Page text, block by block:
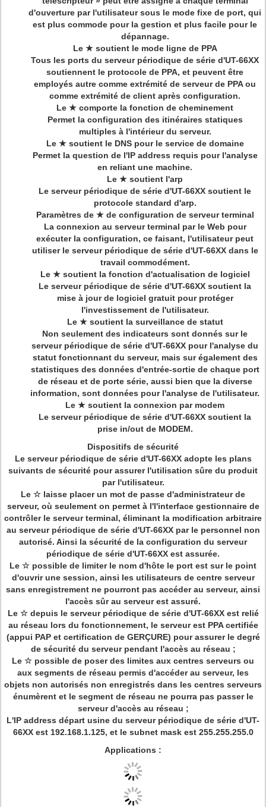
d'ouverture par l'utilisateur sous le mode fixe de port, qui
est plus commode pour la gestion et plus facile pour le
dépannage.
Le ★ soutient le mode ligne de PPA
Tous les ports du serveur périodique de série d'UT-66XX
soutiennent le protocole de PPA, et peuvent être
employés autre comme extrémité de serveur de PPA ou
comme extrémité de client après configuration.
Le ★ comporte la fonction de cheminement
Permet la configuration des itinéraires statiques
multiples à l'intérieur du serveur.
Le ★ soutient le DNS pour le service de domaine
Permet la question de l'IP address requis pour l'analyse
en reliant une machine.
Le ★ soutient l'arp
Le serveur périodique de série d'UT-66XX soutient le
protocole standard d'arp.
Paramètres de ★ de configuration de serveur terminal
La connexion au serveur terminal par le Web pour
exécuter la configuration, ce faisant, l'utilisateur peut
utiliser le serveur périodique de série d'UT-66XX dans le
travail commodément.
Le ★ soutient la fonction d'actualisation de logiciel
Le serveur périodique de série d'UT-66XX soutient la
mise à jour de logiciel gratuit pour protéger
l'investissement de l'utilisateur.
Le ★ soutient la surveillance de statut
Non seulement des indicateurs sont donnés sur le
serveur périodique de série d'UT-66XX pour l'analyse du
statut fonctionnant du serveur, mais sur également des
statistiques des données d'entrée-sortie de chaque port
de réseau et de porte série, aussi bien que la diverse
information, sont données pour l'analyse de l'utilisateur.
Le ★ soutient la connexion par modem
Le serveur périodique de série d'UT-66XX soutient la
prise in/out de MODEM.
Dispositifs de sécurité
Le serveur périodique de série d'UT-66XX adopte les plans
suivants de sécurité pour assurer l'utilisation sûre du produit
par l'utilisateur.
Le ☆ laisse placer un mot de passe d'administrateur de
serveur, où seulement on permet à l'l'interface gestionnaire de
contrôler le serveur terminal, éliminant la modification arbitraire
au serveur périodique de série d'UT-66XX par le personnel non
autorisé. Ainsi la sécurité de la configuration du serveur
périodique de série d'UT-66XX est assurée.
Le ☆ possible de limiter le nom d'hôte le port est sur le point
d'ouvrir une session, ainsi les utilisateurs de centre serveur
sans enregistrement ne pourront pas accéder au serveur, ainsi
l'accès sûr au serveur est assuré.
Le ☆ depuis le serveur périodique de série d'UT-66XX est relié
au réseau lors du fonctionnement, le serveur est PPA certifiée
(appui PAP et certification de GERÇURE) pour assurer le degré
de sécurité du serveur pendant l'accès au réseau ;
Le ☆ possible de poser des limites aux centres serveurs ou
aux segments de réseau permis d'accéder au serveur, les
objets non autorisés non enregistrés dans les centres serveurs
énumèrent et le segment de réseau ne pourra pas passer le
serveur d'accès au réseau ;
L'IP address départ usine du serveur périodique de série d'UT-
66XX est 192.168.1.125, et le subnet mask est 255.255.255.0
Applications :